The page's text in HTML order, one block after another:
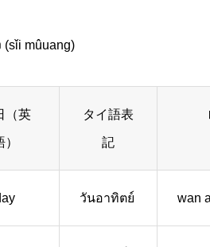
(sǐi mûuang)
（英 タイ語表
記
วันอาทิตย์ wan